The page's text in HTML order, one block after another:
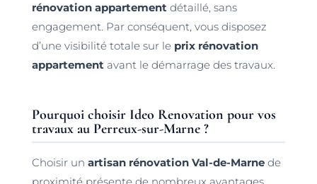
rénovation appartementdétaillé, sans
engagement. Par conséquent, vous disposez
d’une visibilité totale sur le prix rénovation
appartementavant le démarrage des travaux.
Pourquoi choisir Ideo Renovation pour vos
travaux au Perreux-sur-Marne ?
Choisir un artisan rénovation Val-de-Marnede